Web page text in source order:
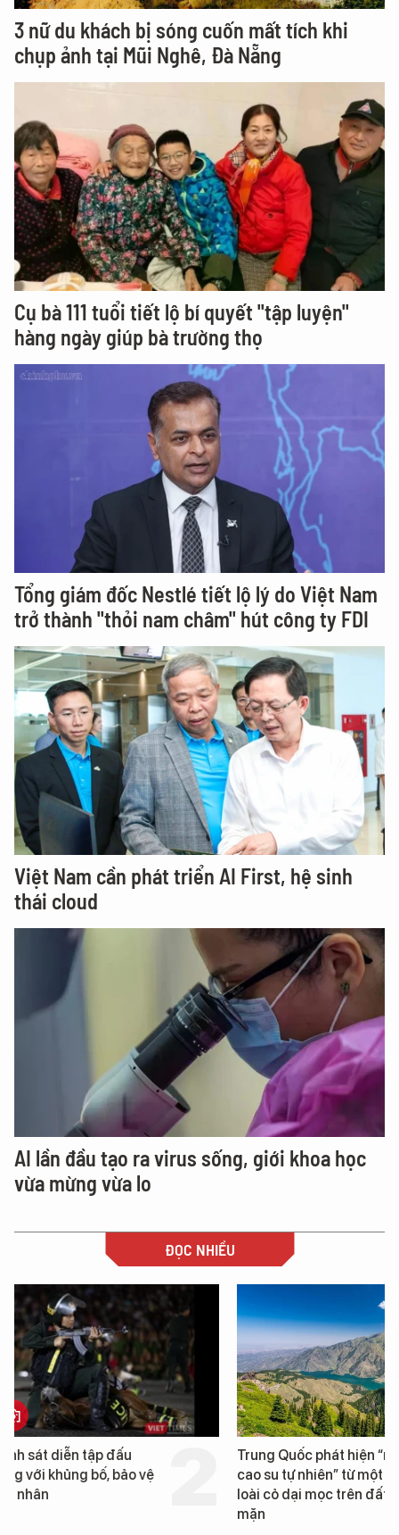
3 nữ du khách bị sóng cuốn mất tích khi
chụp ảnh tại Mũi Nghê, Đà Nẵng
Cụ bà 111 tuổi tiết lộ bí quyết "tập luyện"
hàng ngày giúp bà trường thọ
Tổng giám đốc Nestlé tiết lộ lý do Việt Nam
trở thành "thỏi nam châm" hút công ty FDI
Việt Nam cần phát triển AI First, hệ sinh
thái cloud
AI lần đầu tạo ra virus sống, giới khoa học
vừa mừng vừa lo
ĐỌC NHIỀU
Trung Quốc phát hiện “mỏ
cao su tự nhiên” từ một
loài cỏ dại mọc trên đất
Loạt dự án bất động
Đà Nẵng sắp bị kiểm